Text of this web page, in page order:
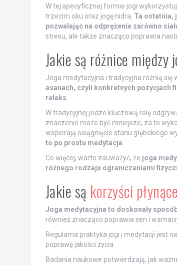
W tej specyficznej formie jogi
trzecim oku oraz jogę nidra. Ta ostatnia,
pozwalając na odprężenie zarówno
stresu, ale także znacząco poprawia
Jakie są różnice
Joga medytacyjna i tradycyjna różnią
asanach, czyli konkretnych pozycjach
relaks.
W tradycyjnej jodze kluczową rolę
znaczenie może być mniejsze, za to
wspierają osiągnięcie stanu głębokiego
to po prostu medytacja.
Co więcej, warto zauważyć, że joga
różnego rodzaju ograniczeniami
Jakie są korzyści
Joga medytacyjna to doskonały
również znacząco poprawia sen i
Regularna praktyka jogi i medytacji jest
poprawę jakości życia.
Badania naukowe potwierdzają, jak